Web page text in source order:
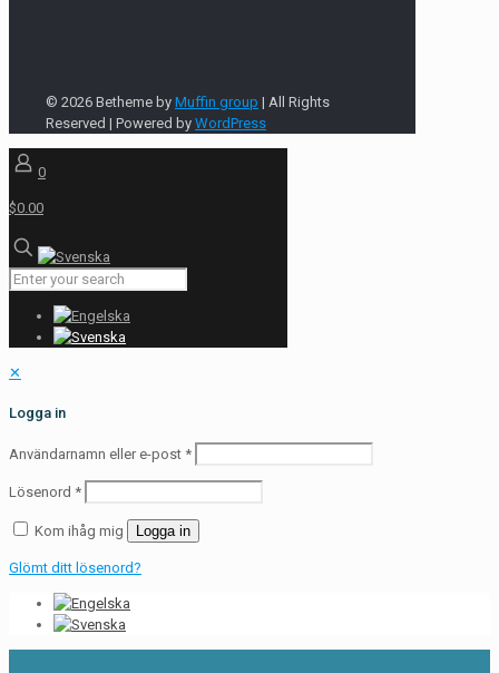
© 2026 Betheme by Muffin group | All Rights
Reserved | Powered by WordPress
0
$0.00
✕
Logga in
Användarnamn eller e-post *
Lösenord *
Kom ihåg mig Logga in
Glömt ditt lösenord?